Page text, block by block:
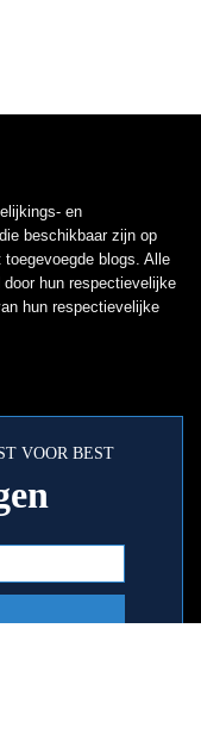
en
beschikbaar zijn op
blogs. Alle
hun respectievelijke
hun respectievelijke
VOOR BEST